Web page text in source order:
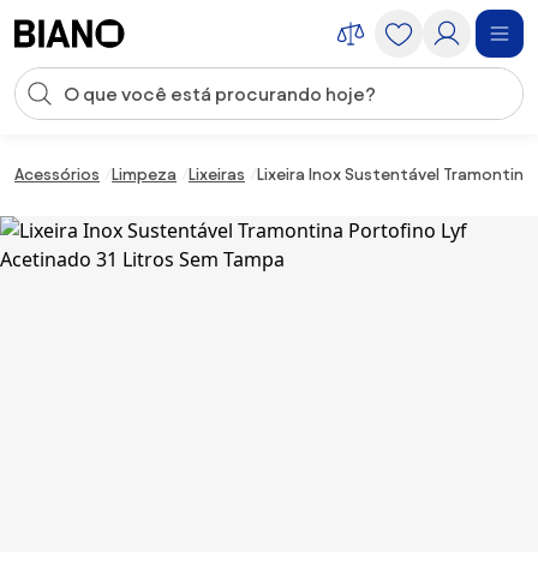
Entrada de pesquisa
Acessórios Limpeza Lixeiras Lixeira Inox Sustentável